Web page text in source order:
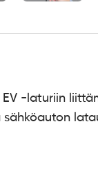
-laturiin
sähköauton